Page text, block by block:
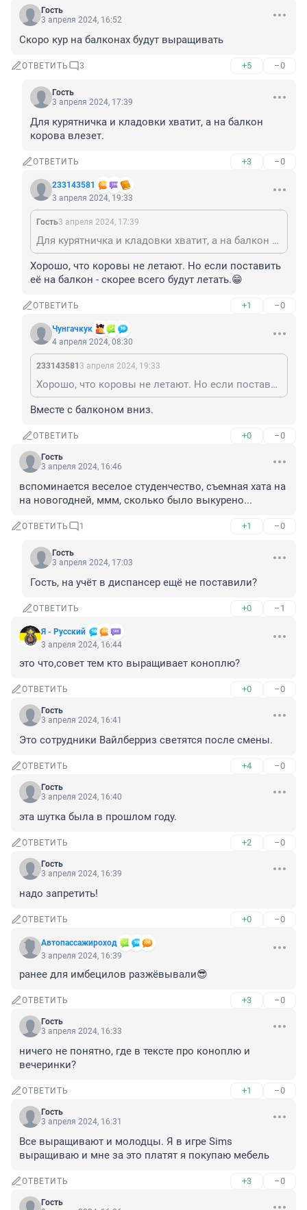
Гость
3 апреля 2024, 16:52
Скоро кур на балконах будут выращивать
ОТВЕТИТЬ 3 +5 –0
Гость
3 апреля 2024, 17:39
Для курятничка и кладовки хватит, а на балкон
корова влезет.
ОТВЕТИТЬ +3 –0
233143581
3 апреля 2024, 19:33
Гость3 апреля 2024, 17:39
Для курятничка и кладовки хватит, а на балкон корова влезет.
Хорошо, что коровы не летают. Но если поставить
её на балкон - скорее всего будут летать.😁
ОТВЕТИТЬ +1 –0
Чунгачкук
4 апреля 2024, 08:30
233143581 3 апреля 2024, 19:33
Хорошо, что коровы не летают. Но если поставить её на балкон - скорее всего будут летать.😁
Вместе с балконом вниз.
ОТВЕТИТЬ +0 –0
Гость
3 апреля 2024, 16:46
вспоминается веселое студенчество, съемная хата на
на новогодней, ммм, сколько было выкурено...
ОТВЕТИТЬ 1 +1 –0
Гость
3 апреля 2024, 17:03
Гость, на учёт в диспансер ещё не поставили?
ОТВЕТИТЬ +0 –1
Я - Русский
3 апреля 2024, 16:44
это что,совет тем кто выращивает коноплю?
ОТВЕТИТЬ +0 –0
Гость
3 апреля 2024, 16:41
Это сотрудники Вайлберриз светятся после смены.
ОТВЕТИТЬ +4 –0
Гость
3 апреля 2024, 16:40
эта шутка была в прошлом году.
ОТВЕТИТЬ +2 –0
Гость
3 апреля 2024, 16:39
надо запретить!
ОТВЕТИТЬ +0 –0
Автопассажироход
3 апреля 2024, 16:39
ранее для имбецилов разжёвывали😎
ОТВЕТИТЬ +3 –0
Гость
3 апреля 2024, 16:33
ничего не понятно, где в тексте про коноплю и
вечеринки?
ОТВЕТИТЬ +1 –0
Гость
3 апреля 2024, 16:31
Все выращивают и молодцы. Я в игре Sims
выращиваю и мне за это платят я покупаю мебель
ОТВЕТИТЬ +3 –0
Гость